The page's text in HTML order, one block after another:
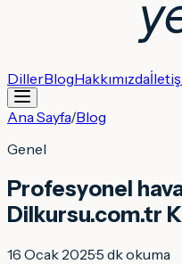
DillerBlogHakkımızda
Ana Sayfa/Blog
Genel
Profesyonel
Dilkursu.com.tr
16 Ocak 2025·5 dk okuma